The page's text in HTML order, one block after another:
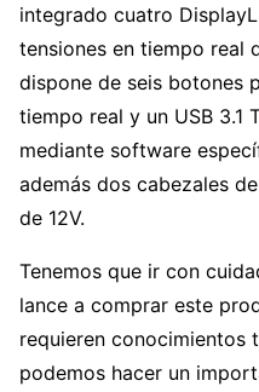
integrado cuatro
tensiones en tiempo real
dispone de seis botones
tiempo real y un USB 3.1
mediante software
además dos cabezales
de 12V.
Tenemos que ir con
lance a comprar este
requieren conocimientos
podemos hacer un